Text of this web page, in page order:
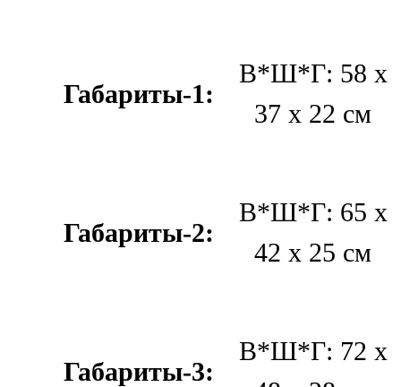
Габариты-1:
В*Ш*Г: 58 х
37 х 22 см
Габариты-2:
В*Ш*Г: 65 х
42 х 25 см
Габариты-3:
В*Ш*Г: 72 х